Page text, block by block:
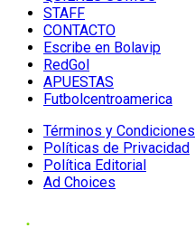
STAFF
CONTACTO
Escribe en Bolavip
RedGol
APUESTAS
Futbolcentroamerica
Términos y Condiciones
Políticas de Privacidad
Política Editorial
Ad Choices